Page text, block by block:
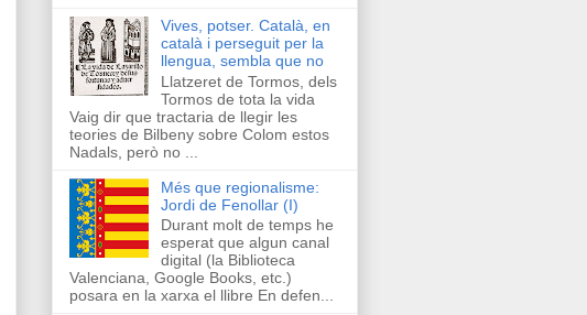
Vives, potser. Català, en
català i perseguit per la
llengua, sembla que no
Llatzeret de Tormos, dels
Tormos de tota la vida
Vaig dir que tractaria de llegir les
teories de Bilbeny sobre Colom estos
Nadals, però no ...
Més que regionalisme:
Jordi de Fenollar (I)
Durant molt de temps he
esperat que algun canal
digital (la Biblioteca
Valenciana, Google Books, etc.)
posara en la xarxa el llibre En defen...